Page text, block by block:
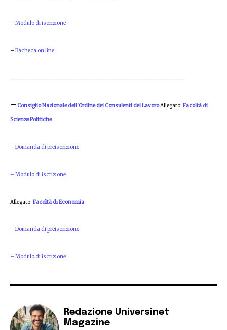
– Modulo di iscrizione
– Bacheca on line
–Consiglio Nazionale dell'Ordine dei Consulenti del LavoroAllegato: Facoltà di
Scienze Politiche
– Domanda di preiscrizione
– Modulo di iscrizione
Allegato: Facoltà di Economia
– Domanda di preiscrizione
– Modulo di iscrizione
Redazione Universinet
Magazine